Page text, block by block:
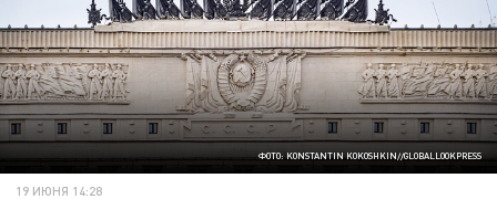
ФОТО: KONSTANTIN KOKOSHKIN//GLOBALLOOKPRESS
19 ИЮНЯ 14:28